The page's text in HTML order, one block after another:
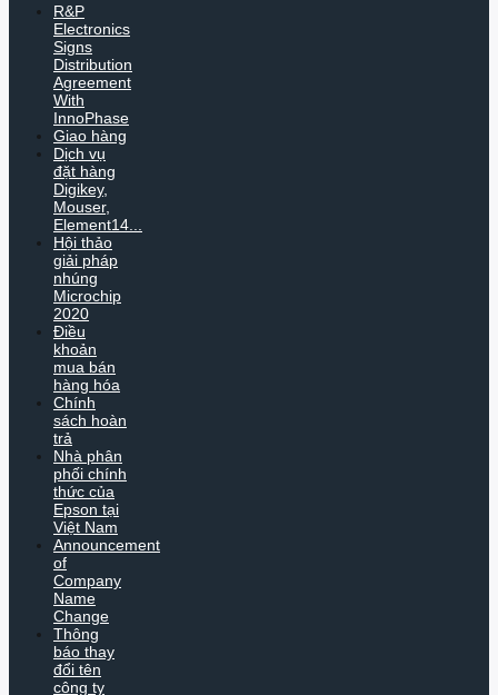
R&P
Electronics
Signs
Distribution
Agreement
With
InnoPhase
Giao hàng
Dịch vụ
đặt hàng
Digikey,
Mouser,
Element14...
Hội thảo
giải pháp
nhúng
Microchip
2020
Điều
khoản
mua bán
hàng hóa
Chính
sách hoàn
trả
Nhà phân
phối chính
thức của
Epson tại
Việt Nam
Announcement
of
Company
Name
Change
Thông
báo thay
đổi tên
công ty